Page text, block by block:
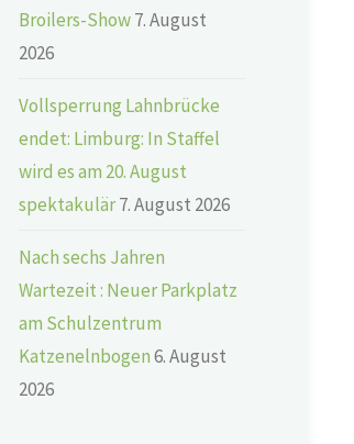
Broilers-Show7. August
2026
Vollsperrung Lahnbrücke
endet: Limburg: In Staffel
wird es am 20. August
spektakulär7. August 2026
Nach sechs Jahren
Wartezeit : Neuer Parkplatz
am Schulzentrum
Katzenelnbogen6. August
2026